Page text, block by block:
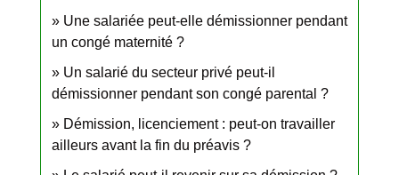
Une salariée peut-elle démissionner pendant
un congé maternité ?
Un salarié du secteur privé peut-il
démissionner pendant son congé parental ?
Démission, licenciement : peut-on travailler
ailleurs avant la fin du préavis ?